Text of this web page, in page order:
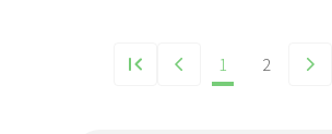
1 2